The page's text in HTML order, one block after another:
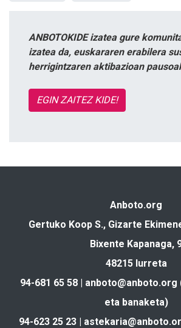
ANBOTOKIDE izatea gure
izatea da, euskararen erabilera
herrigintzaren aktibazioan
EGIN ZAITEZ KIDE!
Anboto.org
Gertuko Koop S., Gizarte
Bixente Kapanaga,
48215 Iurreta
94-681 65 58 | anboto@anboto.org
eta banaketa)
94-623 25 23 |